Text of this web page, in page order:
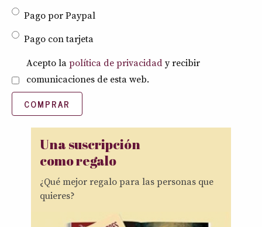
Pago por Paypal
Pago con tarjeta
Política de privacidad*
Acepto la política de privacidad y recibir
comunicaciones de esta web.
COMPRAR
Una suscripción
como regalo
¿Qué mejor regalo para las personas que
quieres?